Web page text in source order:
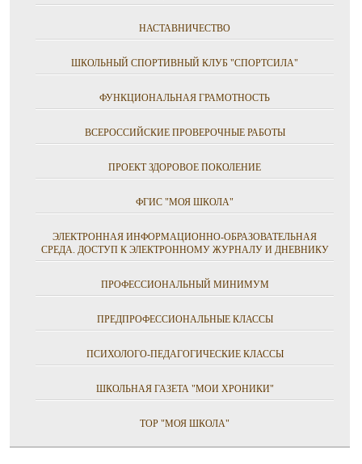
НАСТАВНИЧЕСТВО
ШКОЛЬНЫЙ СПОРТИВНЫЙ КЛУБ "СПОРТСИЛА"
ФУНКЦИОНАЛЬНАЯ ГРАМОТНОСТЬ
ВСЕРОССИЙСКИЕ ПРОВЕРОЧНЫЕ РАБОТЫ
ПРОЕКТ ЗДОРОВОЕ ПОКОЛЕНИЕ
ФГИС "МОЯ ШКОЛА"
ЭЛЕКТРОННАЯ ИНФОРМАЦИОННО-ОБРАЗОВАТЕЛЬНАЯ
СРЕДА. ДОСТУП К ЭЛЕКТРОННОМУ ЖУРНАЛУ И ДНЕВНИКУ
ПРОФЕССИОНАЛЬНЫЙ МИНИМУМ
ПРЕДПРОФЕССИОНАЛЬНЫЕ КЛАССЫ
ПСИХОЛОГО-ПЕДАГОГИЧЕСКИЕ КЛАССЫ
ШКОЛЬНАЯ ГАЗЕТА "МОИ ХРОНИКИ"
ТОР "МОЯ ШКОЛА"